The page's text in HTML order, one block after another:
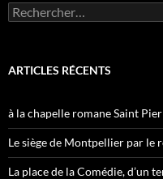
Rechercher :
ARTICLES RÉCENTS
à la chapelle romane Saint
Le siège de Montpellier par le
La place de la Comédie, d’un